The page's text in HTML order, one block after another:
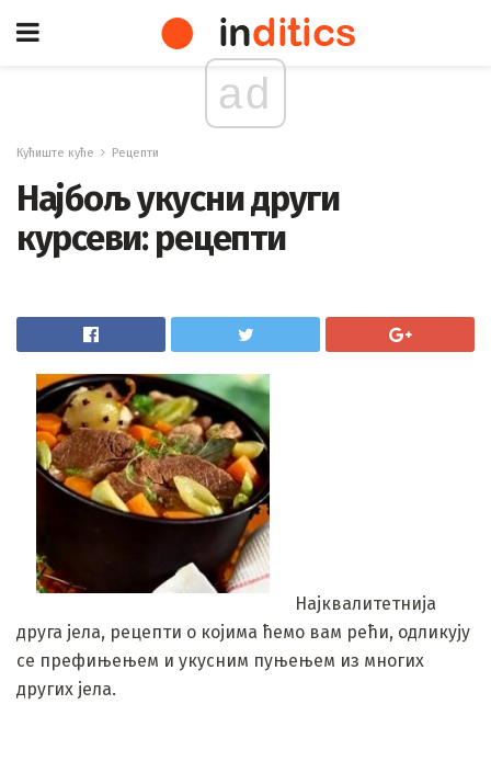
ad
Кућиште куће Рецепти
Најбољ укусни други
курсеви: рецепти
Најквалитетнија
друга јела, рецепти о којима ћемо вам рећи, одликују
се префињењем и укусним пуњењем из многих
других јела.